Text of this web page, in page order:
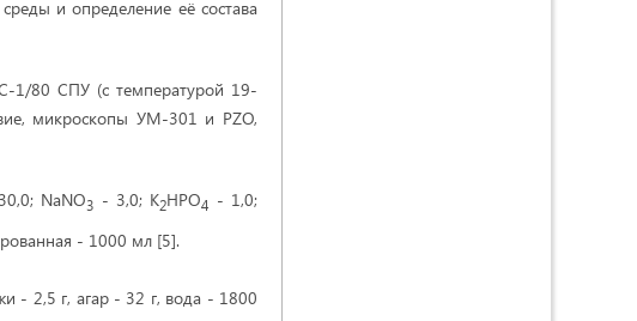
и определение её состава
1/80 СПУ (с температурой 19-
микроскопы УМ-301 и PZO,
NaNO3 - 3,0; K2HPO4 - 1,0;
- 1000 мл [5].
- 2,5 г, агар - 32 г, вода - 1800